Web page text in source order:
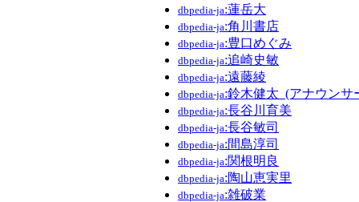
dbpedia-ja:蓮岳大
dbpedia-ja:角川書店
dbpedia-ja:豊口めぐみ
dbpedia-ja:追崎史敏
dbpedia-ja:遠藤綾
dbpedia-ja:鈴木健太_(アナウンサ
dbpedia-ja:長谷川育美
dbpedia-ja:長谷敏司
dbpedia-ja:間島淳司
dbpedia-ja:関根明良
dbpedia-ja:陶山恵実里
dbpedia-ja:雑破業